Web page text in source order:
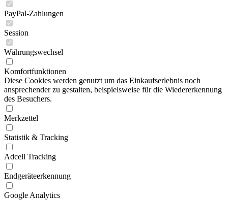
PayPal-Zahlungen
Session
Währungswechsel
Komfortfunktionen
Diese Cookies werden genutzt um das Einkaufserlebnis noch
ansprechender zu gestalten, beispielsweise für die Wiedererkennung
des Besuchers.
Merkzettel
Statistik & Tracking
Adcell Tracking
Endgeräteerkennung
Google Analytics